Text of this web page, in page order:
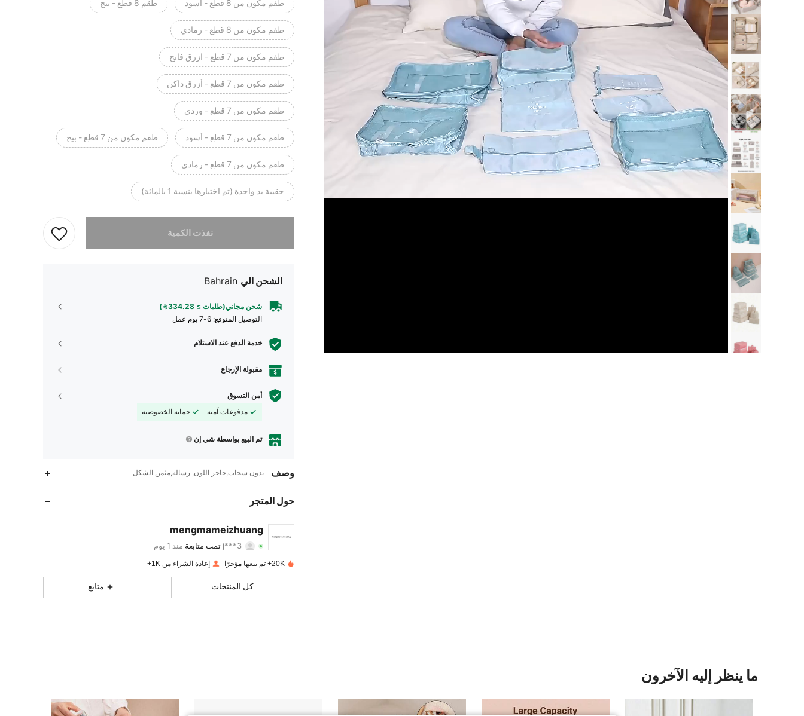
طقم مكون من 8 قطع - أسود طقم 8 قطع - بيج
طقم مكون من 8 قطع - رمادي
طقم مكون من 7 قطع - أزرق فاتح
طقم مكون من 7 قطع - أزرق داكن
طقم مكون من 7 قطع - وردي
طقم مكون من 7 قطع - أسود طقم مكون من 7 قطع - بيج
طقم مكون من 7 قطع - رمادي
حقيبة يد واحدة (تم اختيارها بنسبة 1 بالمائة)
نفذت الكمية
الشحن الي Bahrain
شحن مجاني(طلبات ≥ 334.28)
التوصيل المتوقع: 6-7 يوم عمل
خدمة الدفع عند الاستلام
مقبولة الإرجاع
أمن التسوق
مدفوعات آمنة
حماية الخصوصية
تم البيع بواسطة شي إن
وصف بدون سحاب,حاجز اللون, رسالة,مثمن الشكل
حول المتجر
mengmameizhuang
51
812
4.90 تقييم 51قطع 812 متابعون
4.90
51
812
20K+ تم بيعها مؤخرًا إعادة الشراء من 1K+
كل المنتجات متابع
ما ينظر إليه الآخرون